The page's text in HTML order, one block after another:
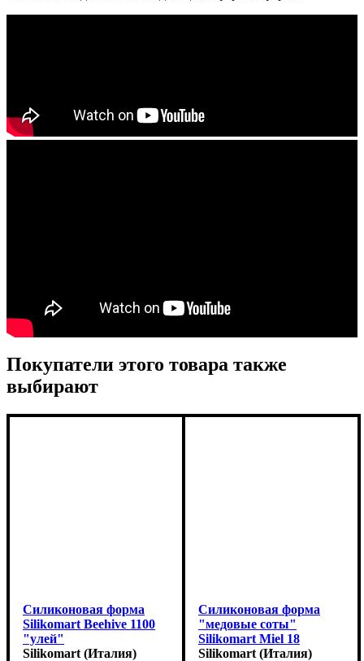
Покупатели этого товара также
выбирают
Силиконовая форма
Silikomart Beehive 1100
"улей"
(250x90мм,h73мм,1100мл)
Silikomart (Италия)
Силиконовая форма
"медовые соты"
Silikomart Miel 18
(d75мм,h8мм,18мл)
Silikomart (Италия)